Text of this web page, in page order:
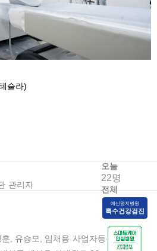
슬라)
관리자
오늘
22명
전체
173,932명
, 유승모, 임채용 사업자등록번호.
예산명지병원
특수건강검진